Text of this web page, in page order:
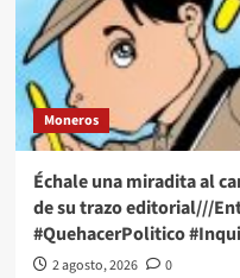
#Monero
a
través
trazo
editorial///NO
LA
REGRESIÓN
DEMOCRÁTICA
#QPMX
Moneros
Échale una miradita al
de su trazo editorial///
#QuehacerPolitico
2 agosto, 2026
0